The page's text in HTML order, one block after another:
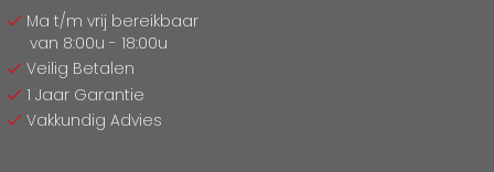
Ma t/m vrij bereikbaar
van 8:00u - 18:00u
Veilig Betalen
1 Jaar Garantie
Vakkundig Advies